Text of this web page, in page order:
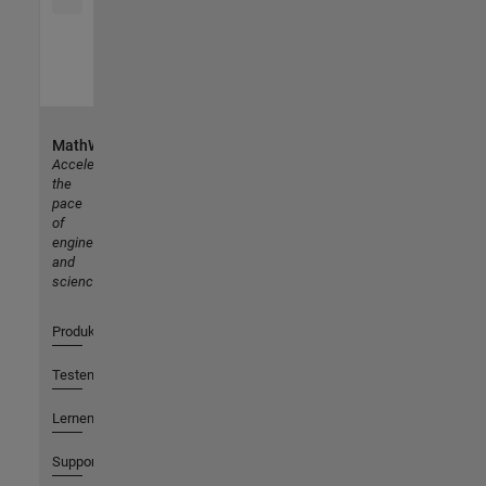
MathWorks
Accelerating
the
pace
of
engineering
and
science
Produkte
Testen oder Kaufen
Lernen
Support